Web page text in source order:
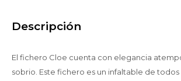
Descripción
El fichero Cloe cuenta con elegancia
sobrio. Este fichero es un infaltable de todos